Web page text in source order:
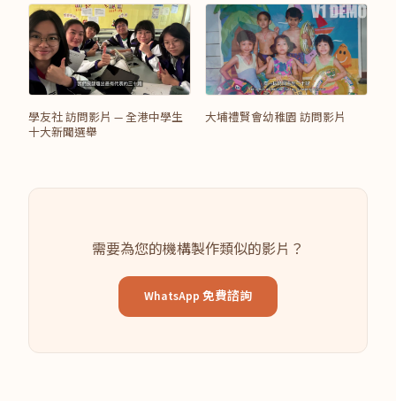
學友社 訪問影片 — 全港中學生
十大新聞選舉
大埔禮賢會幼稚園 訪問影片
需要為您的機構製作類似的影片？
WhatsApp 免費諮詢